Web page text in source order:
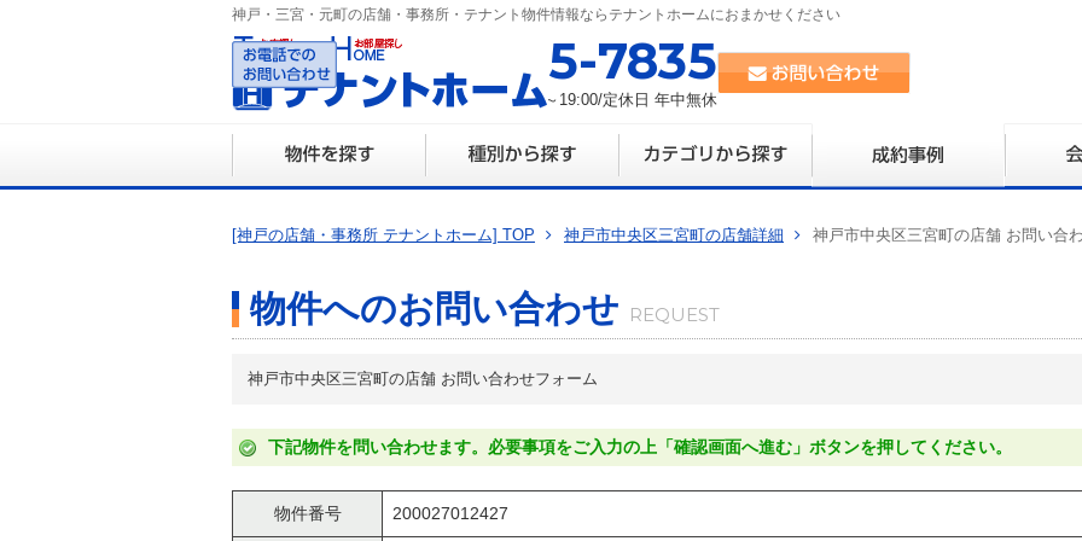
神戸・三宮・元町の店舗・事務所・テナント物件情報ならテナントホームにおまかせください
078-335-7835
営業時間 10:00～19:00/定休日 年中無休
[神戸の店舗・事務所 テナントホーム] TOP 神戸市中央区三宮町の店舗詳細 神戸市中央区三宮町の店舗 お問い合
物件へのお問い合わせ
神戸市中央区三宮町の店舗 お問い合わせフォーム
下記物件を問い合わせます。必要事項をご入力の上「確認画面へ進む」ボタンを押してください。
物件番号 200027012427